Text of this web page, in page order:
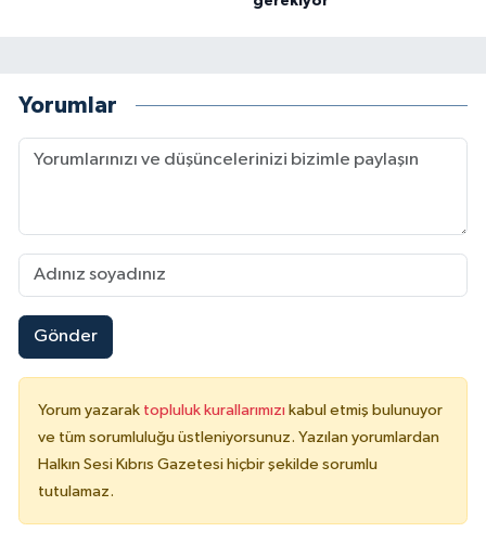
Yorumlar
Gönder
Yorum yazarak topluluk kurallarımızı kabul etmiş bulunuyor
ve tüm sorumluluğu üstleniyorsunuz. Yazılan yorumlardan
Halkın Sesi Kıbrıs Gazetesi hiçbir şekilde sorumlu
tutulamaz.